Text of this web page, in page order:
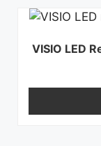
VISIO LED